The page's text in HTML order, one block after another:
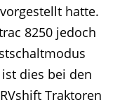
hatte.
8250 jedoch
dies bei den
Traktoren